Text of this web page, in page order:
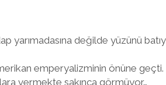
yarımadasına değilde yüzünü
emperyalizminin önüne geçti.
vermekte sakınca görmüyor…